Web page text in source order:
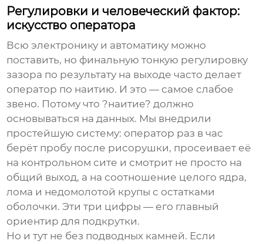
Регулировки и человеческий фактор:
искусство оператора
Всю электронику и автоматику можно
поставить, но финальную тонкую регулировку
зазора по результату на выходе часто делает
оператор по наитию. И это — самое слабое
звено. Потому что ?наитие? должно
основываться на данных. Мы внедрили
простейшую систему: оператор раз в час
берёт пробу после рисорушки, просеивает её
на контрольном сите и смотрит не просто на
общий выход, а на соотношение целого ядра,
лома и недомолотой крупы с остатками
оболочки. Эти три цифры — его главный
ориентир для подкрутки.
Но и тут не без подводных камней. Если